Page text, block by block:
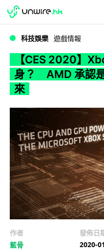
WWDC 2026
科技娛樂 遊戲情報
【CES 2020】
身？ AMD 承認
來
作者
藍骨
發佈日
2020-